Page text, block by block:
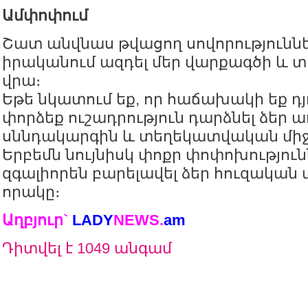
Ամփոփում
Շատ անվնաս թվացող
իրականում ազդել մեր վարքագծի և
վրա։
Եթե նկատում եք, որ հաճախակի եք
փորձեք ուշադրություն դարձնել ձեր
սննդակարգին և տեղեկատվական
Երբեմն նույնիսկ փոքր
զգալիորեն բարելավել ձեր հուզական
որակը։
Աղբյուր` LADYNEWS.am
Դիտվել է 1049 անգամ